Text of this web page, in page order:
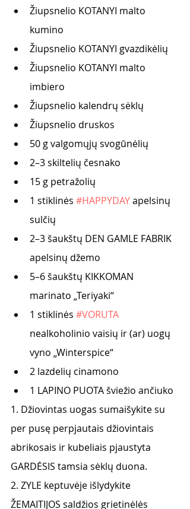
Žiupsnelio KOTANYI malto
kumino
Žiupsnelio KOTANYI gvazdikėlių
Žiupsnelio KOTANYI malto
imbiero
Žiupsnelio kalendrų sėklų
Žiupsnelio druskos
50 g valgomųjų svogūnėlių
2–3 skiltelių česnako
15 g petražolių
1 stiklinės #HAPPYDAY apelsinų
sulčių
2–3 šaukštų DEN GAMLE FABRIK
apelsinų džemo
5–6 šaukštų KIKKOMAN
marinato „Teriyaki“
1 stiklinės #VORUTA
nealkoholinio vaisių ir (ar) uogų
vyno „Winterspice“
2 lazdelių cinamono
1 LAPINO PUOTA šviežio ančiuko
1. Džiovintas uogas sumaišykite su
per pusę perpjautais džiovintais
abrikosais ir kubeliais pjaustyta
GARDĖSIS tamsia sėklų duona.
2. ZYLE keptuvėje išlydykite
ŽEMAITIJOS saldžios grietinėlės